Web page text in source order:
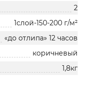
2
1слой-150-200 г/м²
«до отлипа» 12 часов
коричневый
1,8кг